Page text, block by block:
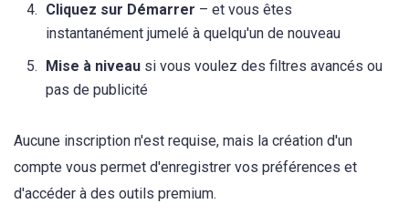
Cliquez sur Démarrer – et vous êtes
instantanément jumelé à quelqu'un de nouveau
Mise à niveau si vous voulez des filtres avancés ou
pas de publicité
Aucune inscription n'est requise, mais la création d'un
compte vous permet d'enregistrer vos préférences et
d'accéder à des outils premium.